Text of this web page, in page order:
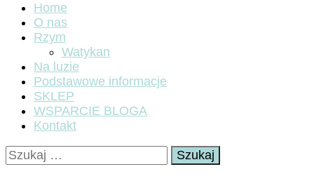
Home
O nas
Rzym
Watykan
Na luzie
Podstawowe informacje
SKLEP
WSPARCIE BLOGA
Kontakt
Szukaj: